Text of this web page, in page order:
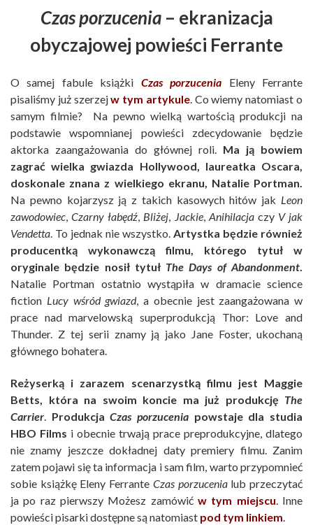
Czas porzucenia– ekranizacja
obyczajowej powieści Ferrante
O samej fabule książki Czas porzucenia Eleny Ferrante
pisaliśmy już szerzejw tym artykule. Co wiemy natomiast o
samym filmie? Na pewno wielką wartością produkcji na
podstawie wspomnianej powieści zdecydowanie będzie
aktorka zaangażowania do głównej roli. Ma ją bowiem
zagrać wielka gwiazda Hollywood, laureatka Oscara,
doskonale znana z wielkiego ekranu, Natalie Portman.
Na pewno kojarzysz ją z takich kasowych hitów jak Leon
zawodowiec,Czarny łabędź, Bliżej, Jackie, Anihilacjaczy V jak
Vendetta. To jednak nie wszystko. Artystka będzie również
producentką wykonawczą filmu, którego tytuł w
oryginale będzie nosił tytuł The Days of Abandonment.
Natalie Portman ostatnio wystąpiła w dramacie science
fiction Lucy wśród gwiazd, a obecnie jest zaangażowana w
prace nad marvelowską superprodukcją Thor: Love and
Thunder. Z tej serii znamy ją jako Jane Foster, ukochaną
głównego bohatera.
Reżyserką i zarazem scenarzystką filmu jest Maggie
Betts, która na swoim koncie ma już produkcję The
Carrier. ProdukcjaCzas porzucenia powstaje dla studia
HBO Films i obecnie trwają prace preprodukcyjne, dlatego
nie znamy jeszcze dokładnej daty premiery filmu. Zanim
zatem pojawi się ta informacja i sam film, warto przypomnieć
sobie książkę Eleny Ferrante Czas porzucenialub przeczytać
ja po raz pierwszy Możesz zamówić w tym miejscu. Inne
powieści pisarki dostępne są natomiast pod tym linkiem.